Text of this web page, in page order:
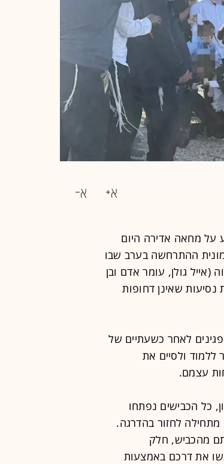
על מחאה אדירה היום
ההתרחשה בערב שבו
גולן, עומר אדם ובן
"לדחות נסיעות שאינן דחופות
לאחר כשעתיים של
ללמוד ולסיים את
עצמם.
הכבישים 1,4,6 ונתיבי איילון, כל הכבישים נפתחו
לחזור בהדרגה.
מהכביש, חלק
את דרכם באמצעות